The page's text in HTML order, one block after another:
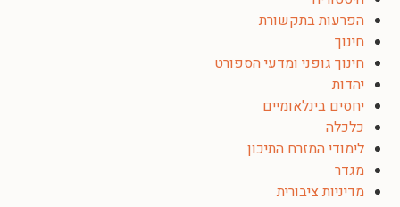
הפרעות בתקשורת
חינוך
חינוך גופני ומדעי הספורט
יהדות
יחסים בינלאומיים
כלכלה
לימודי המזרח התיכון
מגדר
מדיניות ציבורית